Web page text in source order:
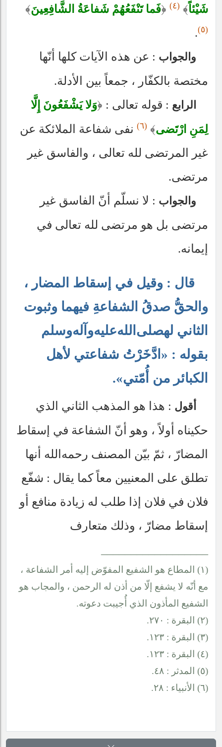
شَيْئاً﴾ (٤) ﴿فَما تَنْفَعُهُمْ شَفاعَةُ الشَّافِعِينَ﴾
(٥) .
والجواب : عن هذه الآيات كلها أنّها
مختصة بالكفّار ، جمعاً بين الأدلة.
الرابع : قوله تعالى : ﴿وَلا يَشْفَعُونَ إِلَّا
لِمَنِ ارْتَضى﴾ (٦)
نفى شفاعة الملائكة عن
غير المرتضى لله تعالى ، والفاسق غير
مرتضى.
والجواب : لا نسلّم أنّ الفاسق غير
مرتضى بل هو مرتضى لله تعالى في
إيمانه.
قال : وقيل في إسقاط المضار ،
والحقُّ صدقُ الشفاعةِ فيهما وثبوت
الثاني لهصلى‌الله‌عليه‌وآله‌وسلم
بقوله : «ادَّخَرْتُ شفاعتي لأهل
الكبائر من أُمّتي».
أقول : هذا هو المذهب الثاني الذي
حكيناه أولاً ، وهو أنّ الشفاعة في إسقاط
المضارّ ، ثمّ بيّن المصنف رحمه‌الله أنها
تطلق على المعنيين معاً كما يقال : شفّع
فلان في فلان إذا طلب له زيادة منافع أو
إسقاط مضارّ ، وذلك متعارف
(١) المطاع هو الشفيع المفوّض إليه أمر الشفاعة ،
مع أنّه لا يشفع إلّا من أذن له الرحمن ، والمجاب هو
الشفيع المأذون الذي أُجيبت دعوته.
(٢) البقرة : ٢٧٠.
(٣) البقرة : ١٢٣.
(٤) البقرة : ١٢٣.
(٥) المدثر : ٤٨.
(٦) الأنبياء : ٢٨.